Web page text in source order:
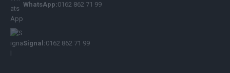
WhatsApp:0162 862 71 99
Signal:0162 862 71 99